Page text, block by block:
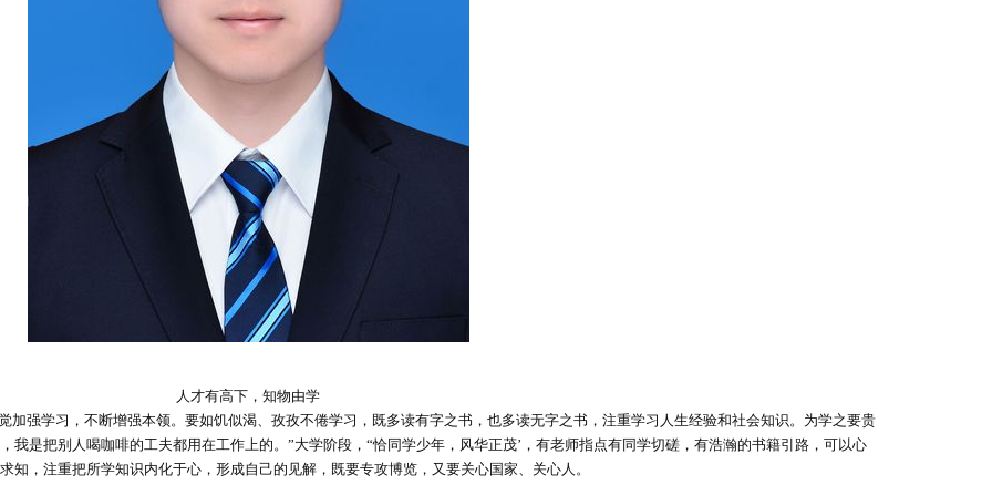
人才有高下，知物由学
加强学习，不断增强本领。要如饥似渴、孜孜不倦学习，既多读有字之书，也多读无字之书，注重学习人生经验和社会知识。为学之要贵
我是把别人喝咖啡的工夫都用在工作上的。”大学阶段，“恰同学少年，风华正茂’，有老师指点有同学切磋，有浩瀚的书籍引路，可以心
知，注重把所学知识内化于心，形成自己的见解，既要专攻博览，又要关心国家、关心人 。